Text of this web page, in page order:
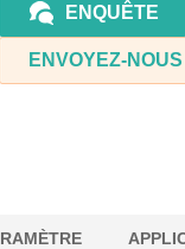
ENQUÊTE
ENVOYEZ-